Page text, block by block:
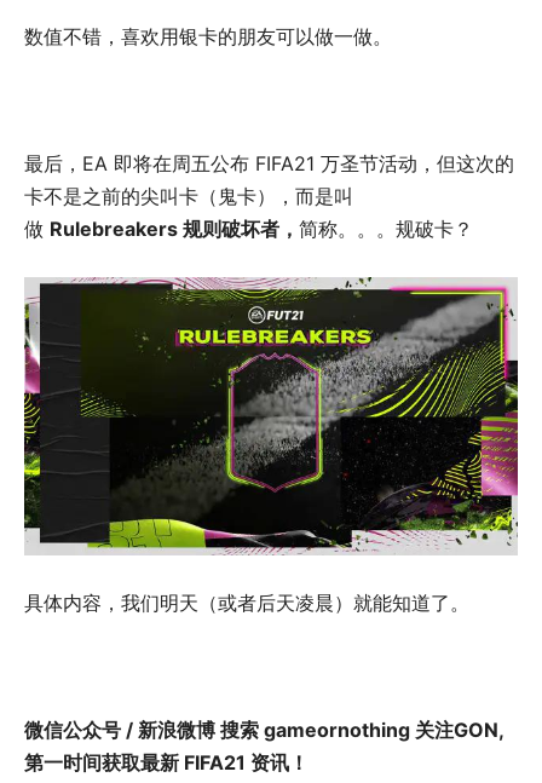
数值不错，喜欢用银卡的朋友可以做一做。
最后，EA 即将在周五公布 FIFA21 万圣节活动，但这次的
卡不是之前的尖叫卡（鬼卡），而是叫
做 Rulebreakers 规则破坏者， 简称。。。规破卡？
具体内容，我们明天（或者后天凌晨）就能知道了。
微信公众号 / 新浪微博 搜索 gameornothing 关注GON,
第一时间获取最新 FIFA21 资讯！